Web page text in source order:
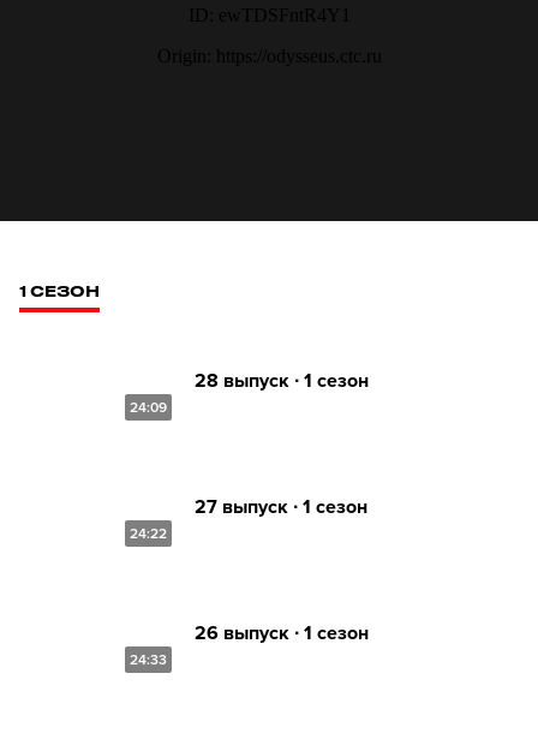
1 СЕЗОН
24:09
28 выпуск ∙ 1 сезон
24:22
27 выпуск ∙ 1 сезон
24:33
26 выпуск ∙ 1 сезон